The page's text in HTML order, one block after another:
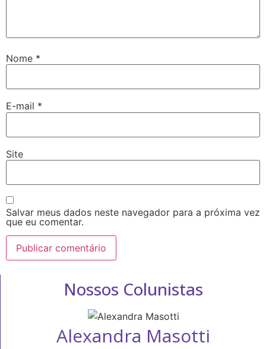
Nome *
E-mail *
Site
Salvar meus dados neste navegador para a próxima vez
que eu comentar.
Nossos Colunistas
Alexandra Masotti